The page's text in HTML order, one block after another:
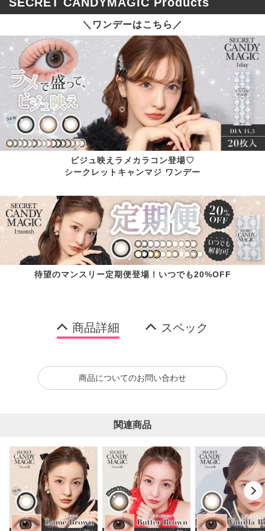
＼ワンデーはこちら／
ビジュ映えラメカラコン登場♡
シークレットキャンマジ ワンデー
待望のマンスリー定期便登場！いつでも20%OFF
商品詳細 スペック
商品についてのお問い合わせ
関連商品